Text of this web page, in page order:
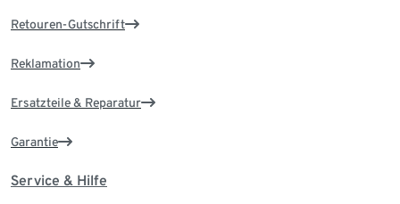
Retouren-Gutschrift
Reklamation
Ersatzteile & Reparatur
Garantie
Service & Hilfe